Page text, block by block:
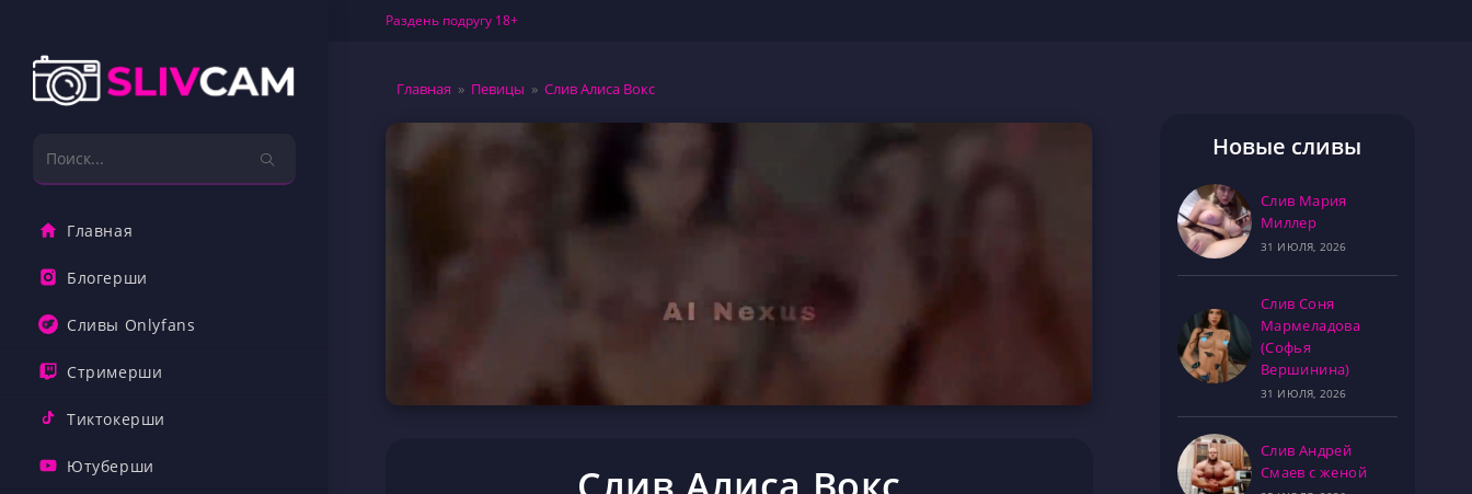
ПерейтиРаздень подругу 18+
Главная
Блогерши
Сливы Onlyfans
Стримерши
Тиктокерши
Ютуберши
сайте
Главная » Певицы » Слив Алиса Вокс
Новые сливы
Слив Мария
Миллер
31 ИЮЛЯ, 2026
Слив Соня
Мармеладова
(Софья
Вершинина)
31 ИЮЛЯ, 2026
Слив Андрей
Смаев с женой